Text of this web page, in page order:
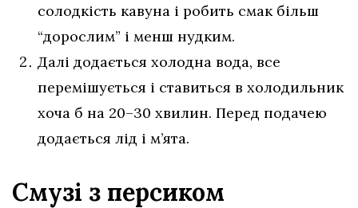
солодкість кавуна і робить смак більш
“дорослим” і менш нудким.
Далі додається холодна вода, все
перемішується і ставиться в холодильник
хоча б на 20–30 хвилин. Перед подачею
додається лід і м’ята.
Смузі з персиком